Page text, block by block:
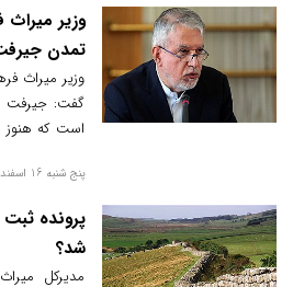
اولویت
توجه به
منابع
به عنوان
گرفته شده
وزیر
تمدن
وزیر میراث
گفت: جیرفت
است که هنوز
پنج شنبه 16 اسفند 1403
پرونده ثبت
شد؟
مدیرکل